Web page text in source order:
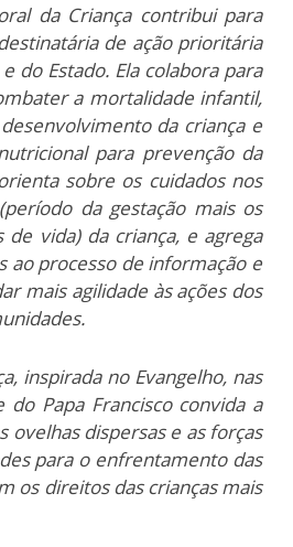
da Criança contribui para
de ação prioritária
do Estado. Ela colabora para
a mortalidade infantil,
da criança e
para prevenção da
sobre os cuidados nos
da gestação mais os
vida) da criança, e agrega
ao processo de informação e
mais agilidade às ações dos
inspirada no Evangelho, nas
do Papa Francisco convida a
ovelhas dispersas e as forças
para o enfrentamento das
os direitos das crianças mais